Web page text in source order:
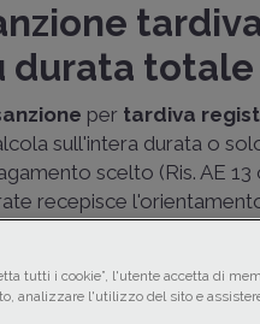
durata
per tardiva
sull'intera durata o
scelto (Ris. AE
recepisce
Bosso de Cardona -
tutti i cookie”, l'utente accetta di
analizzare l'utilizzo del sito e